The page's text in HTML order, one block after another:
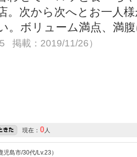
。次から次へとお一人
。ボリューム満点、満
掲載：2019/11/26）
現在： 0人
島市/30代/Lv.23）